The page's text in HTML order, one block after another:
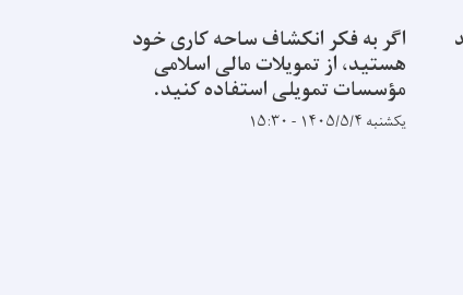
اگر به فکر انکشاف ساحه کاری خود
هستید، از تمویلات مالی اسلامی
مؤسسات تمویلی استفاده کنید.
یکشنبه ۱۴۰۵/۵/۴ - ۱۵:۳۰